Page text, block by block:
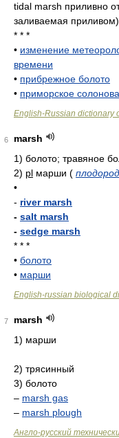
tidal marsh приливно
заливаемая приливом)
* * *
• изменение
времени
• прибрежное болото
• приморское
English-Russian dictionary
6
marsh
1) болото; травяное
2) pl марши (
•
- river marsh
- salt marsh
- sedge marsh
* * *
• болото
• марши
English-russian biological
7
marsh
1) марши
2) трясинный
3) болото
– marsh gas
– marsh plough
Англо-русский